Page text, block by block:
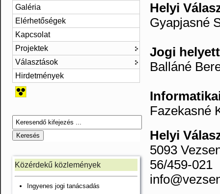
Galéria
Elérhetőségek
Kapcsolat
Projektek
Választások
Hirdetmények
Közérdekű közlemények
Ingyenes jogi tanácsadás
Helyi
Gyapjasné
Jogi
Balláné
Fazekasné
Helyi
5093
56/459-021